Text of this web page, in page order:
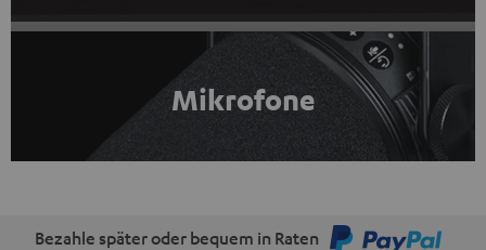
Mikrofone
Bezahle später oder bequem in Raten